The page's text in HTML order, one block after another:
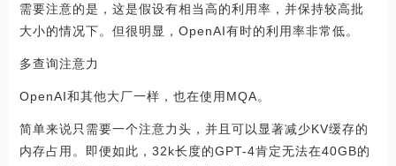
需要注意的是，这是假设有相当高的利用率，并保持较高批
大小的情况下。但很明显，OpenAI有时的利用率非常低。
多查询注意力
OpenAI和其他大厂一样，也在使用MQA。
简单来说只需要一个注意力头，并且可以显著减少KV缓存的
内存占用。即便如此，32k长度的GPT-4肯定无法在40GB的